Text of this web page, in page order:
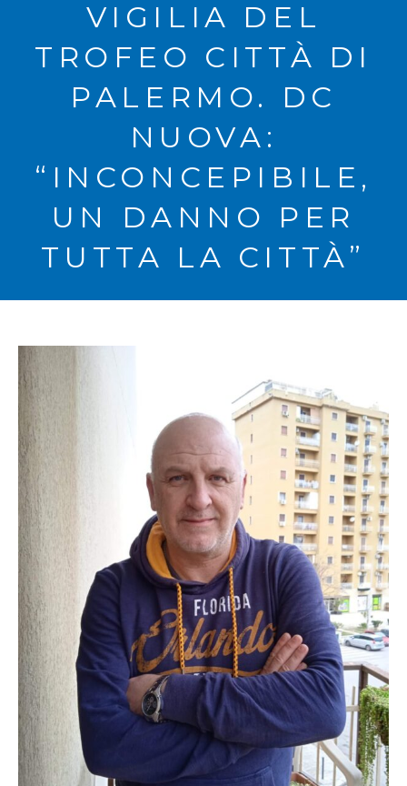
VIGILIA DEL
TROFEO CITTÀ DI
PALERMO. DC
NUOVA:
“INCONCEPIBILE,
UN DANNO PER
TUTTA LA CITTÀ”